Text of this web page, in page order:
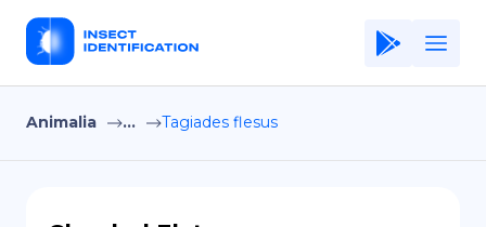
Home
Animalia ... Tagiades flesus